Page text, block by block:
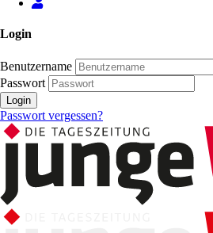
Login
Benutzername
Passwort
Login
Passwort vergessen?